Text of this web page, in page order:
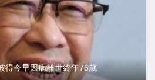
得今早因病離世終年76歲